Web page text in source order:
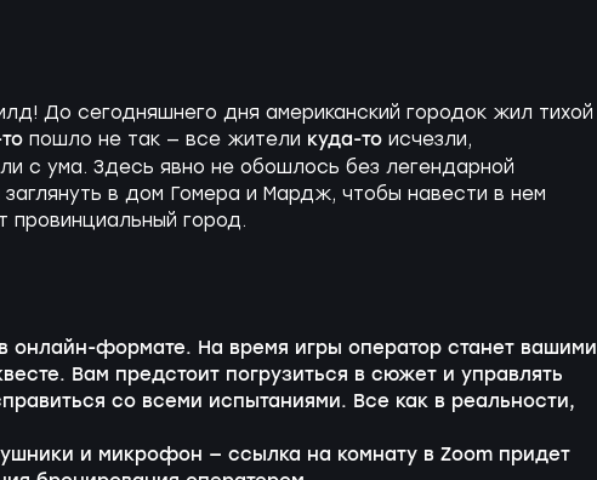
До сегодняшнего дня американский городок жил тихой
пошло не так — все жители куда-то исчезли,
с ума. Здесь явно не обошлось без легендарной
в дом Гомера и Мардж, чтобы навести в нем
провинциальный город.
онлайн-формате. На время игры оператор станет вашими
Вам предстоит погрузиться в сюжет и управлять
со всеми испытаниями. Все как в реальности,
и микрофон — ссылка на комнату в Zoom придет